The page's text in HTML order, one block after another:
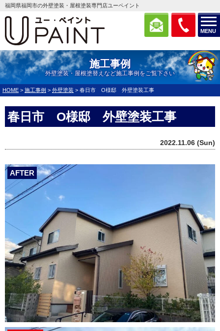
MENU
福岡県福岡市の外壁塗装・屋根塗装専門店ユーペイント
施工事例
外壁塗装・屋根塗替えなど施工事例をご覧下さい
HOME > 施工事例 > 外壁塗装 > 春日市 O様邸 外壁塗装工事
春日市 O様邸 外壁塗装工事
2022.11.06 (Sun)
AFTER